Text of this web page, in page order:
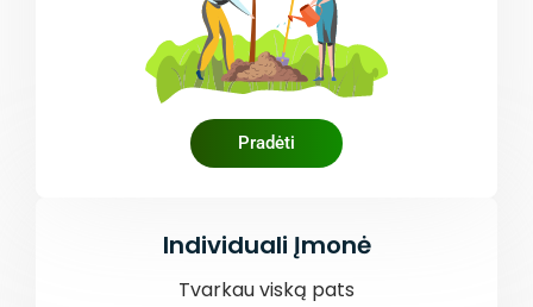
Individuali Įmonė
Tvarkau viską pats
Pradėti